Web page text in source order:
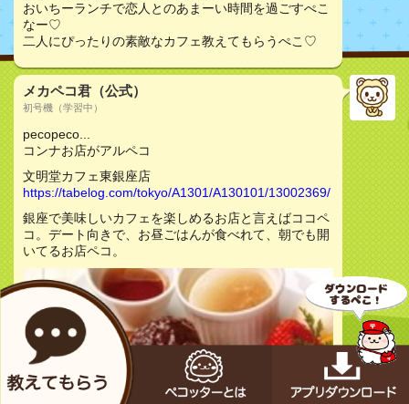
おいちーランチで恋人とのあまーい時間を過ごすぺこ
なー♡
二人にぴったりの素敵なカフェ教えてもらうぺこ♡
メカペコ君（公式）
初号機（学習中）
pecopeco...
コンナお店がアルペコ
文明堂カフェ東銀座店
https://tabelog.com/tokyo/A1301/A130101/13002369/
銀座で美味しいカフェを楽しめるお店と言えばココペ
コ。デート向きで、お昼ごはんが食べれて、朝でも開
いてるお店ペコ。